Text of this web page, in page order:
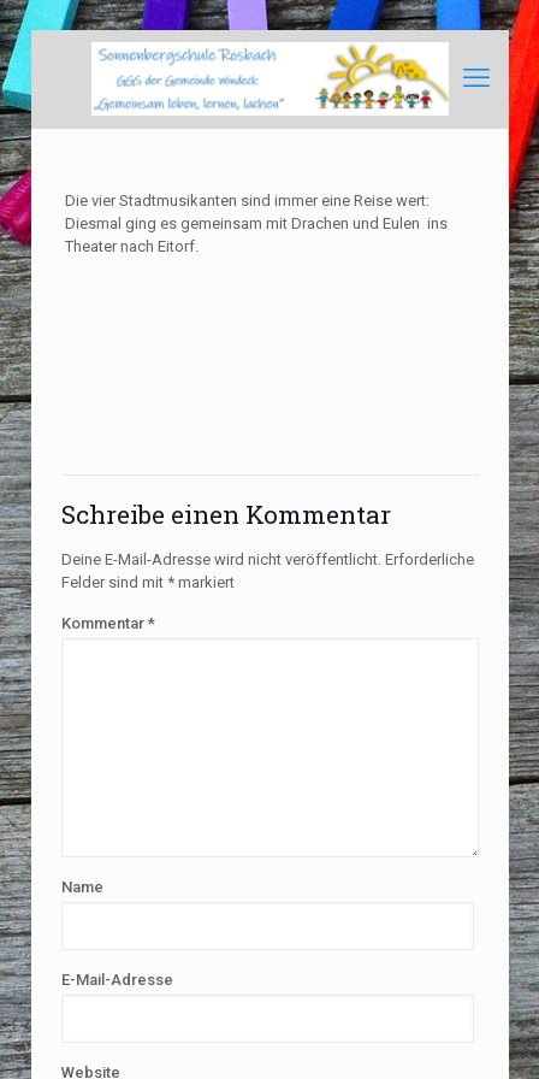
Die vier Stadtmusikanten sind immer eine Reise wert:
Diesmal ging es gemeinsam mit Drachen und Eulen ins
Theater nach Eitorf.
Schreibe einen Kommentar
Deine E-Mail-Adresse wird nicht veröffentlicht. Erforderliche
Felder sind mit *markiert
Kommentar *
Name
E-Mail-Adresse
Website